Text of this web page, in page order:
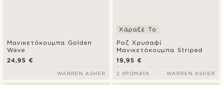
Μανικετόκουμπα Golden
Wave
24,95 €
WARREN ASHER
Ροζ Χρυσαφί
Μανικετόκουμπα Striped
Χάραξέ Το
19,95 €
2 ΧΡΏΜΑΤΑ WARREN ASHER